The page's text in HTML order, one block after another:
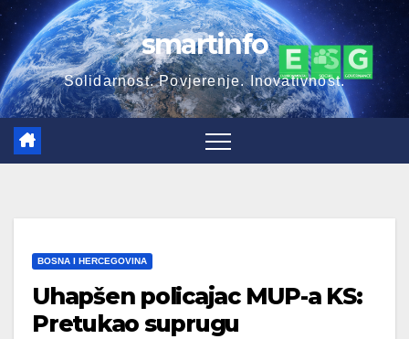
Skip
to
content
smartinfo
Solidarnost. Povjerenje. Inovativnost.
BOSNA I HERCEGOVINA
Uhapšen policajac MUP-a KS:
Pretukao suprugu